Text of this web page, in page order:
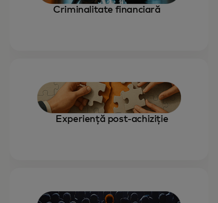
Criminalitate financiară
Experiență post-achiziție